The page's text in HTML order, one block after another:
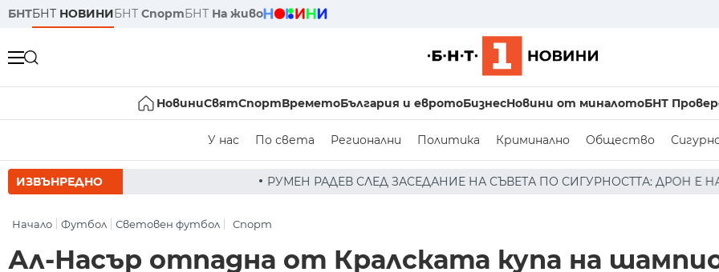
БНТБНТ НОВИНИБНТ СпортБНТ На живо
НовиниСвятСпортВреметоБългария и евротоБизнесНовини от миналотоБНТ
У нас По света Регионални Политика Криминално Общество
ИЗВЪНРЕДНО РУМЕН РАДЕВ СЛЕД ЗАСЕДАНИЕ НА СЪВЕТА ПО СИГУРНОСТТА: ДРОН Е НАХЛУЛ В
Начало Футбол Световен футбол Спорт
Ал-Насър отпадна от Кралската купа на